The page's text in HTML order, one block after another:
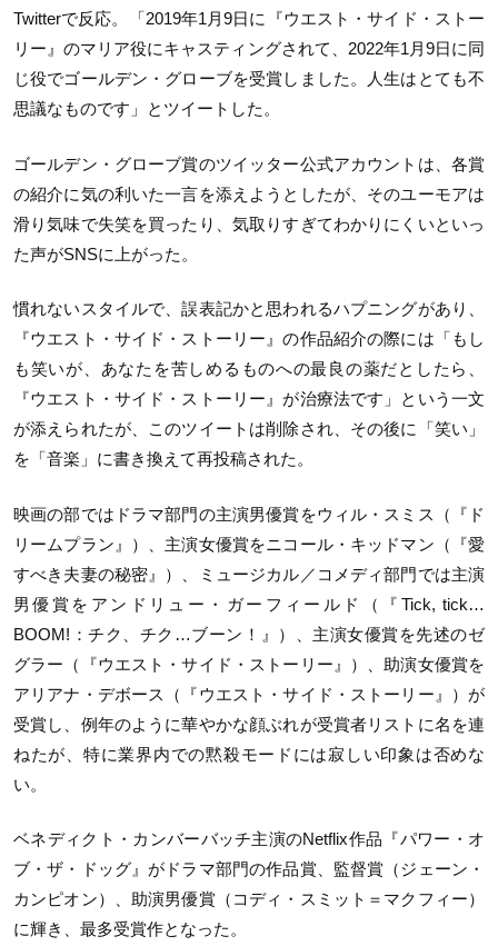
Twitterで反応。「2019年1月9日に『ウエスト・サイド・ストー
リー』のマリア役にキャスティングされて、2022年1月9日に同
じ役でゴールデン・グローブを受賞しました。人生はとても不
思議なものです」とツイートした。
ゴールデン・グローブ賞のツイッター公式アカウントは、各賞
の紹介に気の利いた一言を添えようとしたが、そのユーモアは
滑り気味で失笑を買ったり、気取りすぎてわかりにくいといっ
た声がSNSに上がった。
慣れないスタイルで、誤表記かと思われるハプニングがあり、
『ウエスト・サイド・ストーリー』の作品紹介の際には「もし
も笑いが、あなたを苦しめるものへの最良の薬だとしたら、
『ウエスト・サイド・ストーリー』が治療法です」という一文
が添えられたが、このツイートは削除され、その後に「笑い」
を「音楽」に書き換えて再投稿された。
映画の部ではドラマ部門の主演男優賞をウィル・スミス（『ド
リームプラン』）、主演女優賞をニコール・キッドマン（『愛
すべき夫妻の秘密』）、ミュージカル／コメディ部門では主演
男優賞をアンドリュー・ガーフィールド（『Tick, tick…
BOOM!：チク、チク…ブーン！』）、主演女優賞を先述のゼ
グラー（『ウエスト・サイド・ストーリー』）、助演女優賞を
アリアナ・デボース（『ウエスト・サイド・ストーリー』）が
受賞し、例年のように華やかな顔ぶれが受賞者リストに名を連
ねたが、特に業界内での黙殺モードには寂しい印象は否めな
い。
ベネディクト・カンバーバッチ主演のNetflix作品『パワー・オ
ブ・ザ・ドッグ』がドラマ部門の作品賞、監督賞（ジェーン・
カンピオン）、助演男優賞（コディ・スミット＝マクフィー）
に輝き、最多受賞作となった。